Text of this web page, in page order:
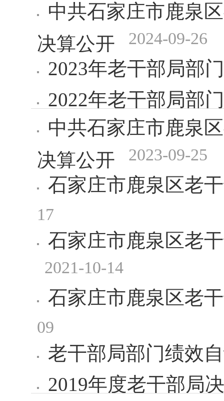
中共石家庄市鹿泉
决算公开 2024-09-26
2023年老干部局部
2022年老干部局部
中共石家庄市鹿泉
决算公开 2023-09-25
石家庄市鹿泉区老
17
石家庄市鹿泉区老
2021-10-14
石家庄市鹿泉区老
09
老干部局部门绩效
2019年度老干部局